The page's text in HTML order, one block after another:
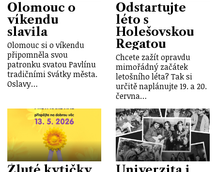
Olomouc o
víkendu
slavila
Olomouc si o víkendu
připomněla svou
patronku svatou Pavlínu
tradičními Svátky města.
Oslavy…
Odstartujte
léto s
Holešovskou
Regatou
Chcete zažít opravdu
mimořádný začátek
letošního léta? Tak si
určitě naplánujte 19. a 20.
června…